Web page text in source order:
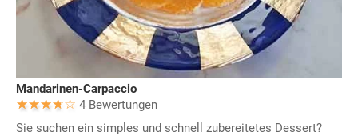
Mandarinen-Carpaccio
4 Bewertungen
Sie suchen ein simples und schnell zubereitetes Dessert?